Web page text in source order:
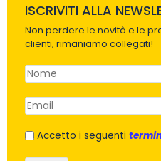
ISCRIVITI ALLA
Non perdere le novità e le
clienti, rimaniamo collegati!
Accetto i seguenti